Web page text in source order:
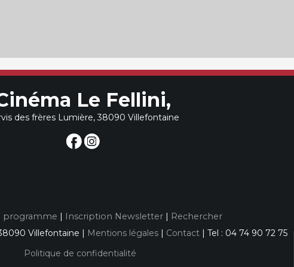
Le Fellini,
des frères Lumière, 38090 Villefontaine
programme | Inscription Newsletter| Rechercher
Villefontaine | Mentions légales | Contact | Tel : 04 74 90 72 75
Politique de confidentialité